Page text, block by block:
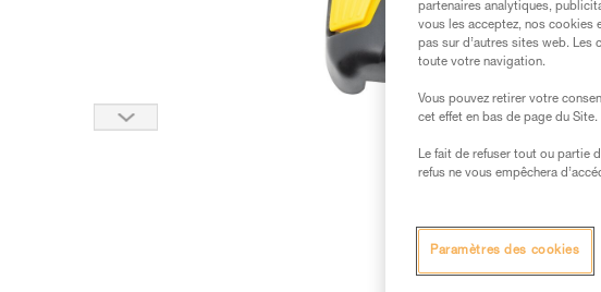
partenaires analytiques,
vous les acceptez, nos cookies
pas sur d’autres sites web.
toute votre navigation.
Vous pouvez retirer votre
cet effet en bas de page du Site.
Le fait de refuser tout ou partie
refus ne vous empêchera
Paramètres des cookies